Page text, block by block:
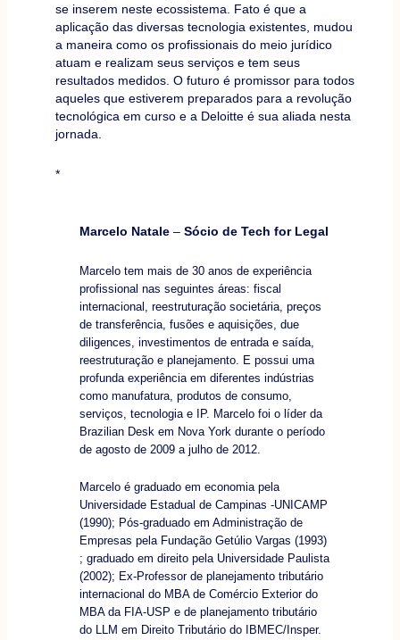
se inserem neste ecossistema. Fato é que a
aplicação das diversas tecnologia existentes, mudou
a maneira como os profissionais do meio jurídico
atuam e realizam seus serviços e tem seus
resultados medidos. O futuro é promissor para todos
aqueles que estiverem preparados para a revolução
tecnológica em curso e a Deloitte é sua aliada nesta
jornada.
*
Marcelo Natale– Sócio de Tech for Legal
Marcelo tem mais de 30 anos de experiência
profissional nas seguintes áreas: fiscal
internacional, reestruturação societária, preços
de transferência, fusões e aquisições, due
diligences, investimentos de entrada e saída,
reestruturação e planejamento. E possui uma
profunda experiência em diferentes indústrias
como manufatura, produtos de consumo,
serviços, tecnologia e IP. Marcelo foi o líder da
Brazilian Desk em Nova York durante o período
de agosto de 2009 a julho de 2012.
Marcelo é graduado em economia pela
Universidade Estadual de Campinas -UNICAMP
(1990); Pós-graduado em Administração de
Empresas pela Fundação Getúlio Vargas (1993)
; graduado em direito pela Universidade Paulista
(2002); Ex-Professor de planejamento tributário
internacional do MBA de Comércio Exterior do
MBA da FIA-USP e de planejamento tributário
do LLM em Direito Tributário do IBMEC/Insper.